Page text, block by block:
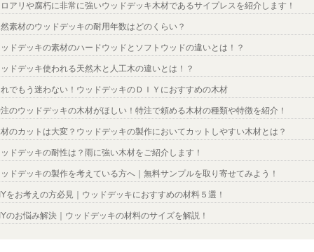
アリや腐朽に非常に強いウッドデッキ木材であるサイプレスを紹介します！
素材のウッドデッキの耐用年数はどのくらい？
ドデッキの素材のハードウッドとソフトウッドの違いとは！？
ドデッキ使われる天然木と人工木の違いとは！？
でもう迷わない！ウッドデッキのＤＩＹにおすすめの木材
のウッドデッキの木材がほしい！特注で頼める木材の種類や特徴を紹介！
のカットは大変？ウッドデッキの製作においてカットしやすい木材とは？
ドデッキの耐性は？雨に強い木材をご紹介します！
ドデッキの製作を考えている方へ｜無料サンプルを取り寄せてみよう！
をお考えの方必見｜ウッドデッキにおすすめの材料５選！
のお悩み解決｜ウッドデッキの材料のサイズを解説！